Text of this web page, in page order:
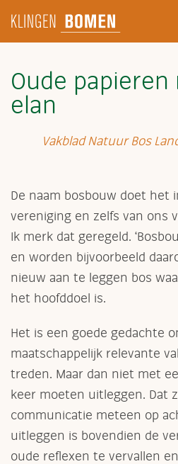
Terug naar hoofdinhoud
Oude
elan
Vakblad Natuur Bos
De naam bosbouw doet het
vereniging en zelfs van ons
Ik merk dat geregeld.
en worden bijvoorbeeld
nieuw aan te leggen bos
het hoofddoel is.
Het is een goede gedachte
maatschappelijk relevante
treden. Maar dan niet met
keer moeten uitleggen. Dat
communicatie meteen op
uitleggen is bovendien de
oude reflexen te vervallen